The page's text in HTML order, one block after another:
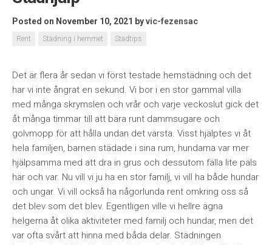
Posted on November 10, 2021 byvic-fezensac
Rent Städning i hemmet Städtips
Det är flera år sedan vi först testade hemstädning och det
har vi inte ångrat en sekund. Vi bor i en stor gammal villa
med många skrymslen och vrår och varje veckoslut gick det
åt många timmar till att bära runt dammsugare och
golvmopp för att hålla undan det värsta. Visst hjälptes vi åt
hela familjen, barnen städade i sina rum, hundarna var mer
hjälpsamma med att dra in grus och dessutom fälla lite päls
här och var. Nu vill vi ju ha en stor familj, vi vill ha både hundar
och ungar. Vi vill också ha någorlunda rent omkring oss så
det blev som det blev. Egentligen ville vi hellre ägna
helgerna åt olika aktiviteter med familj och hundar, men det
var ofta svårt att hinna med båda delar. Städningen